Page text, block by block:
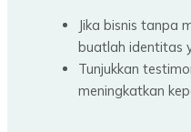
Jika bisnis tanpa
buatlah identitas
Tunjukkan
meningkatkan